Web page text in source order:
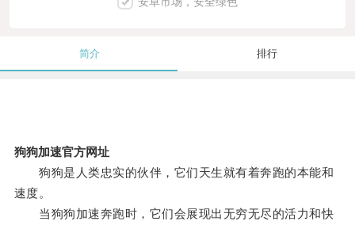
简介 排行
狗狗加速官方网址
狗狗是人类忠实的伙伴，它们天生就有着奔跑的本能和
速度。
当狗狗加速奔跑时，它们会展现出无穷无尽的活力和快